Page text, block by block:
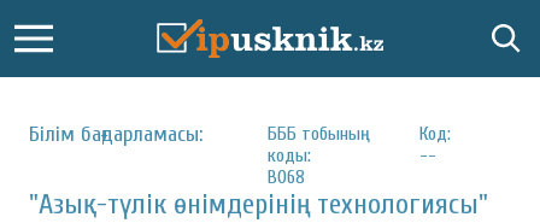
Білім бағдарламасы:
БББ тобының
коды:
B068
Код:
--
"Азық-түлік өнімдерінің технологиясы"